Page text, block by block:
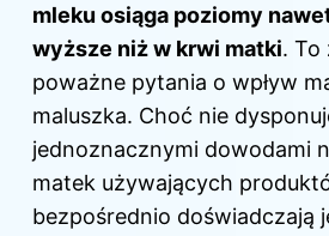
mleku osiąga poziomy
wyższe niż w krwi matki. To
poważne pytania o wpływ
maluszka. Choć nie
jednoznacznymi dowodami
matek używających
bezpośrednio doświadczają